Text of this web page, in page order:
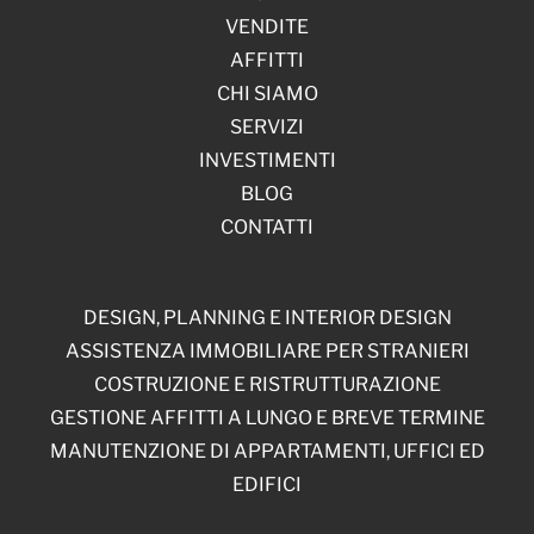
VENDITE
AFFITTI
CHI SIAMO
SERVIZI
INVESTIMENTI
BLOG
CONTATTI
DESIGN, PLANNING E INTERIOR DESIGN
ASSISTENZA IMMOBILIARE PER STRANIERI
COSTRUZIONE E RISTRUTTURAZIONE
GESTIONE AFFITTI A LUNGO E BREVE TERMINE
MANUTENZIONE DI APPARTAMENTI, UFFICI ED
EDIFICI